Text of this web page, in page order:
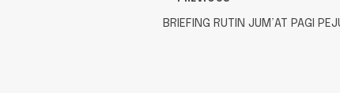
BRIEFING RUTIN JUM’AT PAGI